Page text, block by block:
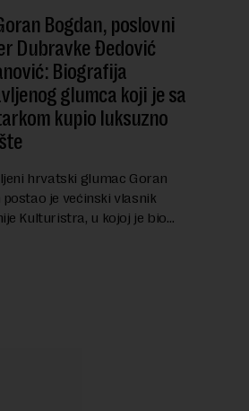
Bogdan, poslovni
Dubravke Đedović
Biografija
glumca koji je sa
kupio luksuzno
hrvatski glumac Goran
postao je većinski vlasnik
Kulturistra, u kojoj je bio